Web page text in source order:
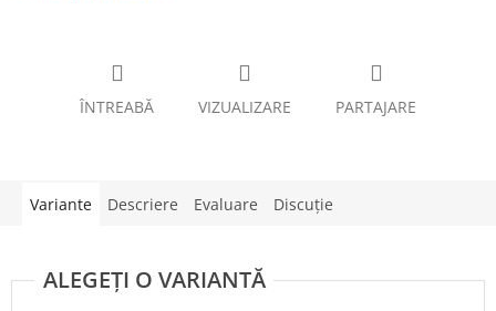
ÎNTREABĂ VIZUALIZARE PARTAJARE
Variante Descriere Evaluare Discuţie